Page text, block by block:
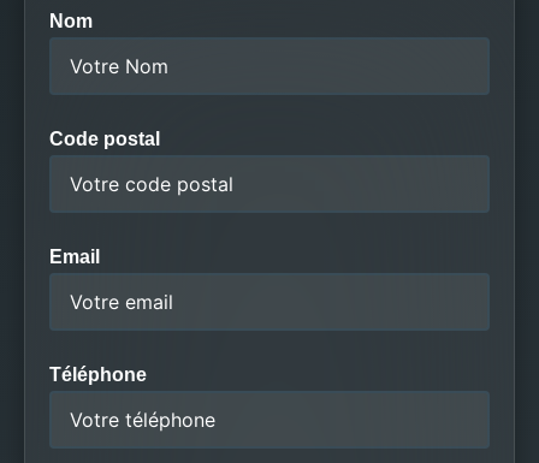
Nom
Code postal
Email
Téléphone